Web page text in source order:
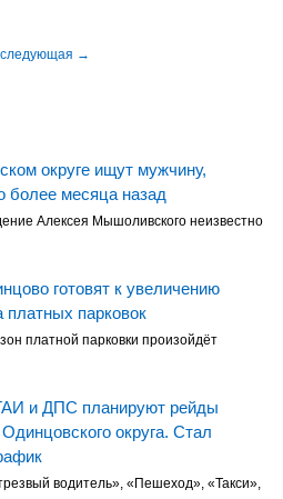
округе ищут мужчину,
более месяца назад
Алексея Мышоливского неизвестно
готовят к увеличению
платных парковок
платной парковки произойдёт
и ДПС планируют рейды
округа. Стал
водитель», «Пешеход», «Такси»,